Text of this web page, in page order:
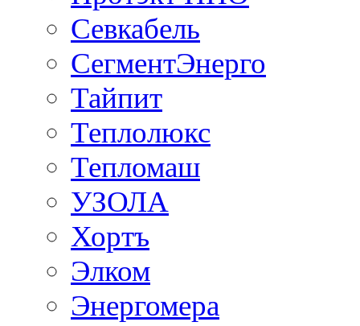
Севкабель
СегментЭнерго
Тайпит
Теплолюкс
Тепломаш
УЗОЛА
Хортъ
Элком
Энергомера